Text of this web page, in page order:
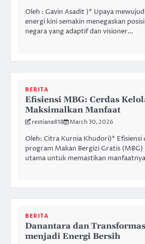
Oleh : Gavin Asadit )* Upaya
energi kini semakin menegaskan
negara yang adaptif dan visioner…
BERITA
Efisiensi MBG: Cerdas
Maksimalkan Manfaat
restiana818 March 30, 2026
Oleh: Citra Kurnia Khudori)* Efisiensi
program Makan Bergizi Gratis (MBG)
utama untuk memastikan
BERITA
Danantara dan
menjadi Energi Bersih